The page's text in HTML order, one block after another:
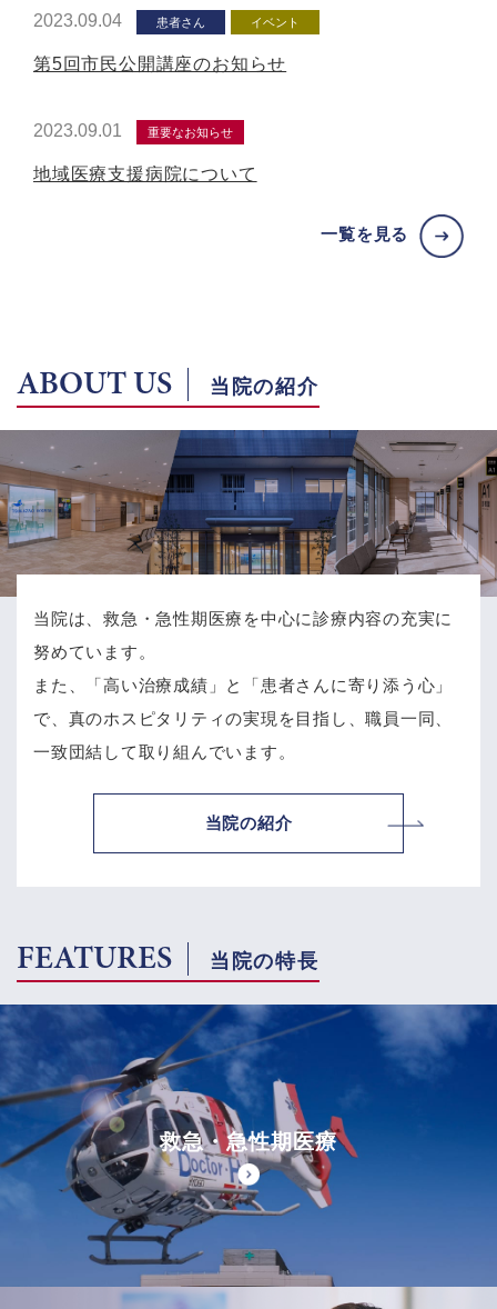
2023.09.04 患者さん イベント
第5回市民公開講座のお知らせ
2023.09.01 重要なお知らせ
地域医療支援病院について
一覧を見る
ABOUT US 当院の紹介
当院は、救急・急性期医療を中心に診療内容の充実に
努めています。
また、「高い治療成績」と「患者さんに寄り添う心」
で、 真のホスピタリティの実現を目指し、職員一同、
一致団結して取り組んでいます。
当院の紹介
FEATURES 当院の特長
救急・急性期医療